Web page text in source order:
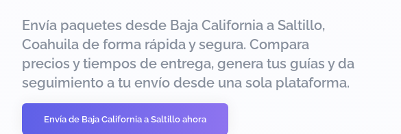
Envía paquetes desde Baja California a Saltillo,
Coahuila de forma rápida y segura. Compara
precios y tiempos de entrega, genera tus guías y da
seguimiento a tu envío desde una sola plataforma.
Envía de Baja California a Saltillo ahora